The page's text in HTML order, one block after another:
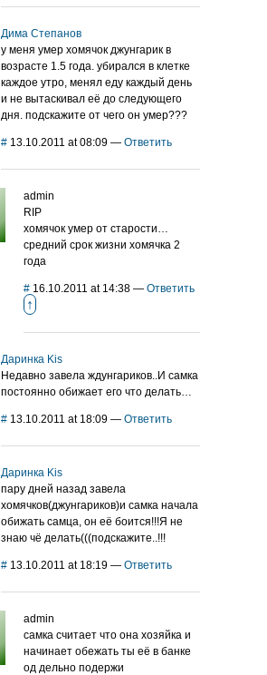
Дима Степанов
у меня умер хомячок джунгарик в
возрасте 1.5 года. убирался в клетке
каждое утро, менял еду каждый день
и не вытаскивал её до следующего
дня. подскажите от чего он умер???
# 13.10.2011 at 08:09 — Ответить
admin
RIP
хомячок умер от старости…
средний срок жизни хомячка 2
года
# 16.10.2011 at 14:38 — Ответить
↑
Даринка Kis
Недавно завела ждунгариков..И самка
постоянно обижает его что делать…
# 13.10.2011 at 18:09 — Ответить
Даринка Kis
пару дней назад завела
хомячков(джунгариков)и самка начала
обижать самца, он её боится!!!Я не
знаю чё делать(((подскажите..!!!
# 13.10.2011 at 18:19 — Ответить
admin
самка считает что она хозяйка и
начинает обежать ты её в банке
од дельно подержи